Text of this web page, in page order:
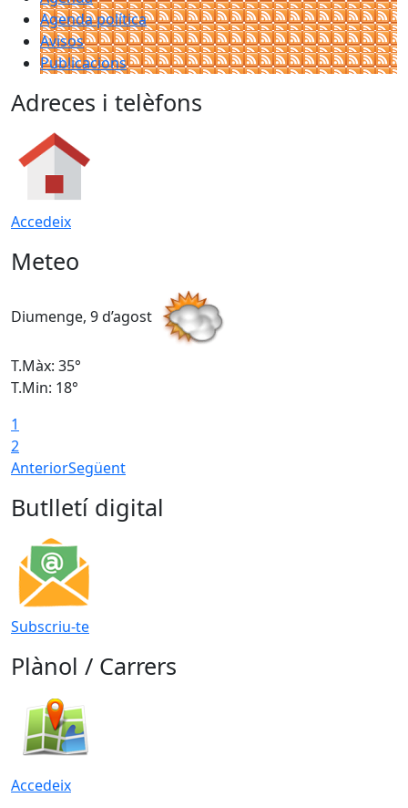
Agenda política
Avisos
Publicacions
Adreces i telèfons
Accedeix
Meteo
Diumenge, 9 d’agost
T.Màx: 35°
T.Min: 18°
1
2
AnteriorSegüent
Butlletí digital
Subscriu-te
Plànol / Carrers
Accedeix